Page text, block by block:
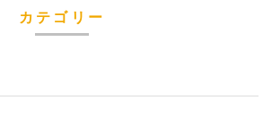
カテゴリー